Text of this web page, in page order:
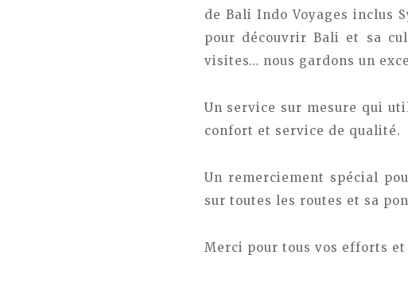
de Bali Indo Voyages inclus
pour découvrir Bali et sa
visites… nous gardons un
Un service sur mesure qui
confort et service de qualité.
Un remerciement spécial
sur toutes les routes et sa
Merci pour tous vos efforts et